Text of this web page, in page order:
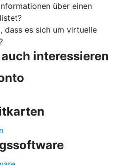
über einen
dass es sich um virtuelle
interessieren